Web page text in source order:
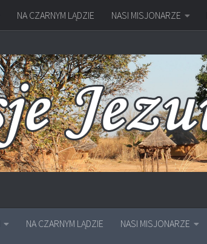
NA CZARNYM LĄDZIE NASI MISJONARZE
NA CZARNYM LĄDZIE NASI MISJONARZE